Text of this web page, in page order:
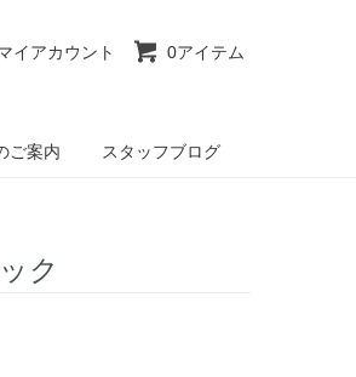
イアカウント 0アイテム
ご案内 スタッフブログ
ク